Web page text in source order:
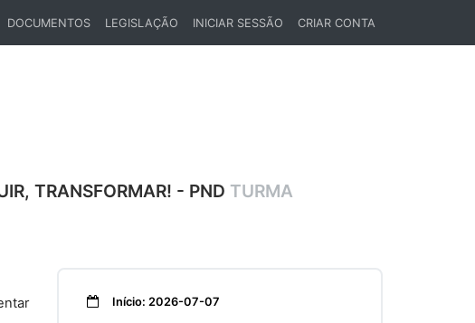
DOCUMENTOS LEGISLAÇÃO INICIAR SESSÃO CRIAR CONTA
TRANSFORMAR! - PND TURMA
Início: 2026-07-07